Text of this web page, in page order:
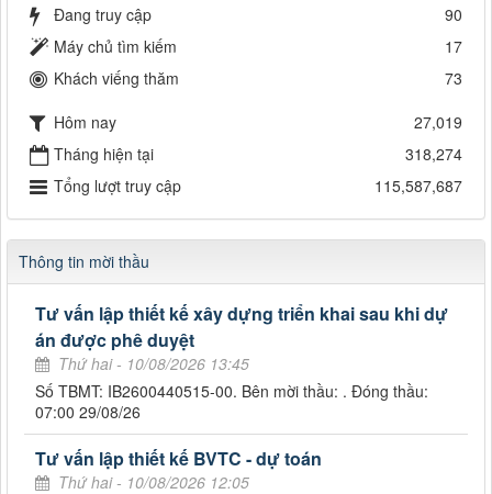
Đang truy cập
90
Máy chủ tìm kiếm
17
Khách viếng thăm
73
Hôm nay
27,019
Tháng hiện tại
318,274
Tổng lượt truy cập
115,587,687
Thông tin mời thầu
Tư vấn lập thiết kế xây dựng triển khai sau khi dự
án được phê duyệt
Thứ hai - 10/08/2026 13:45
Số TBMT: IB2600440515-00. Bên mời thầu: . Đóng thầu:
07:00 29/08/26
Tư vấn lập thiết kế BVTC - dự toán
Thứ hai - 10/08/2026 12:05